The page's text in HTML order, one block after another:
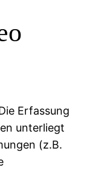
Erfassung
unterliegt
(z.B.